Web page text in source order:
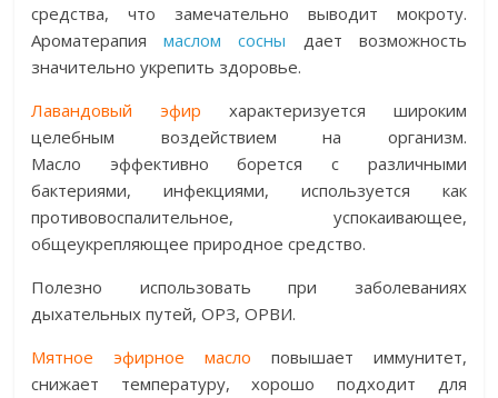
средства, что замечательно выводит мокроту.
Ароматерапиямаслом сосны дает возможность
значительно укрепить здоровье.
Лавандовый эфир характеризуется широким
целебным воздействием на организм.
Масло эффективно борется с различными
бактериями, инфекциями, используется как
противовоспалительное, успокаивающее,
общеукрепляющее природное средство.
Полезно использовать при заболеваниях
дыхательных путей, ОРЗ, ОРВИ.
Мятное эфирное масло повышает иммунитет,
снижает температуру, хорошо подходит для